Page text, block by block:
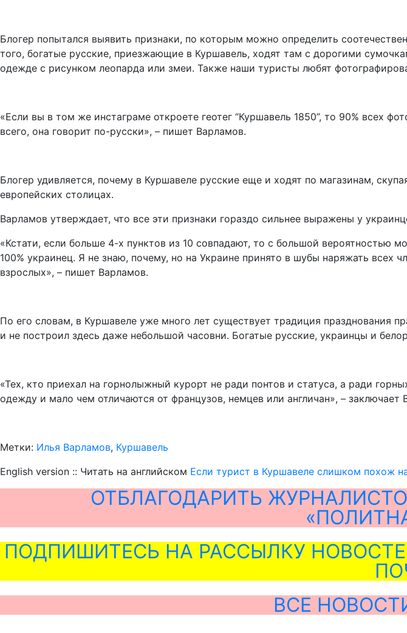
Блогер попытался выявить признаки, по которым можно определить
того, богатые русские, приезжающие в Куршавель, ходят там с дорогими
одежде с рисунком леопарда или змеи. Также наши туристы любят
«Если вы в том же инстаграме откроете геотег “Куршавель 1850”, то 90% всех
всего, она говорит по-русски», – пишет Варламов.
Блогер удивляется, почему в Куршавеле русские еще и ходят по магазинам,
европейских столицах.
Варламов утверждает, что все эти признаки гораздо сильнее выражены у
«Кстати, если больше 4-х пунктов из 10 совпадают, то с большой вероятностью
100% украинец. Я не знаю, почему, но на Украине принято в шубы наряжать
взрослых», – пишет Варламов.
По его словам, в Куршавеле уже много лет существует традиция празднования
и не построил здесь даже небольшой часовни. Богатые русские, украинцы и
«Тех, кто приехал на горнолыжный курорт не ради понтов и статуса, а ради
одежду и мало чем отличаются от французов, немцев или англичан», – заключает
Метки: Илья Варламов, Куршавель
English version :: Читать на английском Если турист в Куршавеле слишком похож
ОТБЛАГОДАРИТЬ
ПОДПИШИТЕСЬ НА РАССЫЛКУ
ВСЕ